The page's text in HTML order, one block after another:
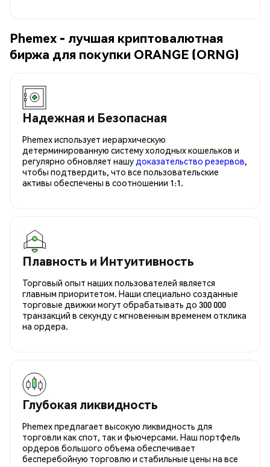
Phemex - лучшая криптовалютная
биржа для покупки ORANGE (ORNG)
Надежная и Безопасная
Phemex использует иерархическую
детерминированную систему холодных кошельков и
регулярно обновляет нашу доказательство резервов,
чтобы подтвердить, что все пользовательские
активы обеспечены в соотношении 1:1.
Плавность и Интуитивность
Торговый опыт наших пользователей является
главным приоритетом. Наши специально созданные
торговые движки могут обрабатывать до 300 000
транзакций в секунду с мгновенным временем отклика
на ордера.
Глубокая ликвидность
Phemex предлагает высокую ликвидность для
торговли как спот, так и фьючерсами. Наш портфель
ордеров большого объема обеспечивает
бесперебойную торговлю и стабильные цены на все